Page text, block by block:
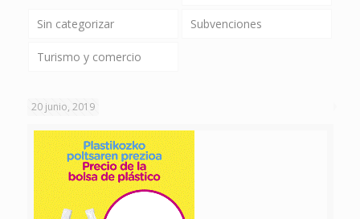
Sin categorizar Subvenciones
Turismo y comercio
20 junio, 2019